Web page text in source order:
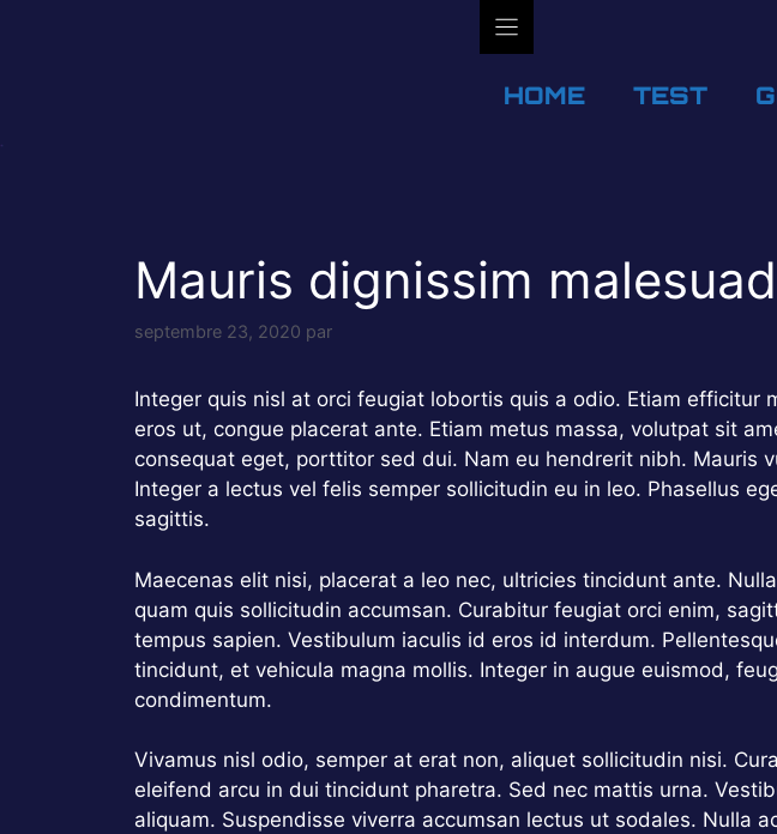
HOME TEST
Mauris dignissim
septembre 23, 2020 par
Integer quis nisl at orci feugiat lobortis quis a odio. Etiam efficitur
eros ut, congue placerat ante. Etiam metus massa, volutpat sit
consequat eget, porttitor sed dui. Nam eu hendrerit nibh. Mauris
Integer a lectus vel felis semper sollicitudin eu in leo. Phasellus
sagittis.
Maecenas elit nisi, placerat a leo nec, ultricies tincidunt ante.
quam quis sollicitudin accumsan. Curabitur feugiat orci enim,
tempus sapien. Vestibulum iaculis id eros id interdum.
tincidunt, et vehicula magna mollis. Integer in augue euismod,
condimentum.
Vivamus nisl odio, semper at erat non, aliquet sollicitudin nisi.
eleifend arcu in dui tincidunt pharetra. Sed nec mattis urna.
aliquam. Suspendisse viverra accumsan lectus ut sodales. Nulla